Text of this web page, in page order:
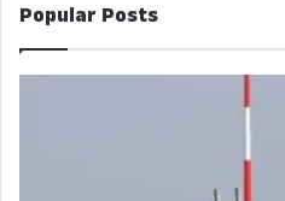
Popular Posts